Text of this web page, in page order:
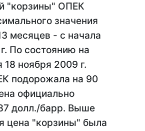
"корзины" ОПЕК
значения
месяцев - с начала
По состоянию на
18 ноября 2009 г.
подорожала на 90
официально
долл./барр. Выше
цена "корзины" была